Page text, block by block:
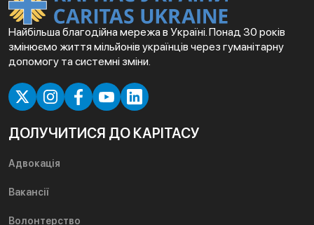
Найбільша благодійна мережа в Україні. Понад 30 років
змінюємо життя мільйонів українців через гуманітарну
допомогу та системні зміни.
ДОЛУЧИТИСЯ ДО КАРІТАСУ
Адвокація
Вакансії
Волонтерство